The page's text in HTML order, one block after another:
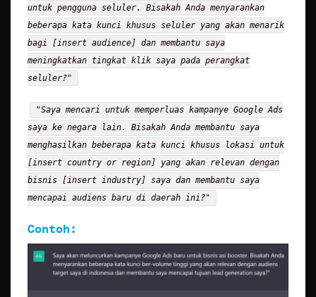
untuk pengguna seluler. Bisakah Anda menyarankan
beberapa kata kunci khusus seluler yang akan menarik
bagi [insert audience] dan membantu saya
meningkatkan tingkat klik saya pada perangkat
seluler?"
"Saya mencari untuk memperluas kampanye Google Ads
saya ke negara lain. Bisakah Anda membantu saya
menghasilkan beberapa kata kunci khusus lokasi untuk
[insert country or region] yang akan relevan dengan
bisnis [insert industry] saya dan membantu saya
mencapai audiens baru di daerah ini?"
Contoh: